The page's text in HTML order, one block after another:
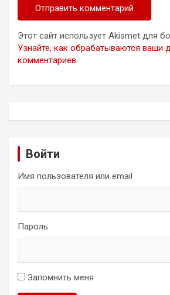
Этот сайт использует Akismet для
Узнайте, как обрабатываются ваши
комментариев.
Войти
Имя пользователя или email
Пароль
Запомнить меня